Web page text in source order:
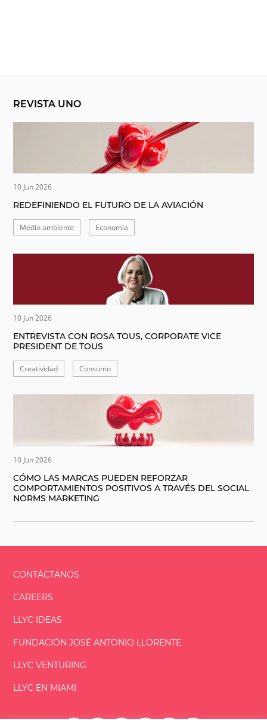
REVISTA UNO
10 Jun 2026
REDEFINIENDO EL FUTURO DE LA AVIACIÓN
Medio ambiente Economía
10 Jun 2026
ENTREVISTA CON ROSA TOUS, CORPORATE VICE
PRESIDENT DE TOUS
Creatividad Consumo
10 Jun 2026
CÓMO LAS MARCAS PUEDEN REFORZAR
COMPORTAMIENTOS POSITIVOS A TRAVÉS DEL SOCIAL
NORMS MARKETING
CONTÁCTANOS
CAREERS
LLYC IDEAS
FUNDACIÓNJOSÉ ANTONIO LLORENTE
LLYC VENTURING
LLYC EN MIAMI